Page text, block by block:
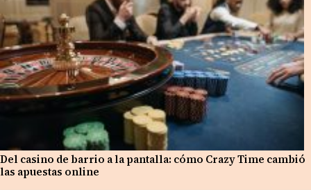
Del casino de barrio a la pantalla: cómo Crazy Time cambió
las apuestas online